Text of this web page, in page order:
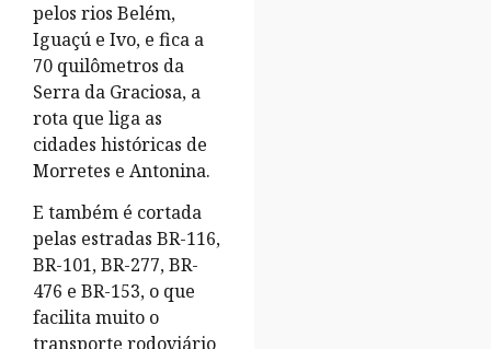
pelos rios Belém,
Iguaçú e Ivo, e fica a
70 quilômetros da
Serra da Graciosa, a
rota que liga as
cidades históricas de
Morretes e Antonina.
E também é cortada
pelas estradas BR-116,
BR-101, BR-277, BR-
476 e BR-153, o que
facilita muito o
transporte rodoviário